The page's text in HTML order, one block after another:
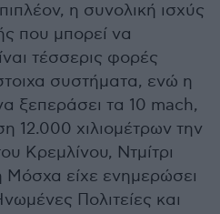
η συνολική ισχύς
που μπορεί να
τέσσερις φορές
συστήματα, ενώ η
ξεπεράσει τα 10 mach,
12.000 χιλιομέτρων την
Κρεμλίνου, Ντμίτρι
είχε ενημερώσει
Πολιτείες και